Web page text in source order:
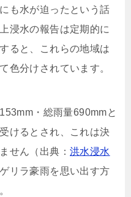
も水が迫ったという話
浸水の報告は定期的に
ると、これらの地域は
色分けされています。
・総雨量690mmと
けるとされ、これは決
せん（出典： 洪水浸水
リラ豪雨を思い出す方